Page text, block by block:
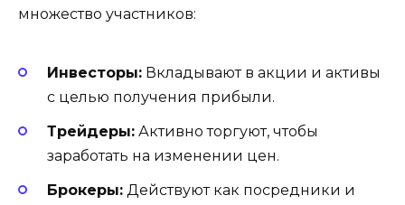
множество участников:
Инвесторы: Вкладывают в акции и активы
с целью получения прибыли.
Трейдеры: Активно торгуют, чтобы
заработать на изменении цен.
Брокеры: Действуют как посредники и